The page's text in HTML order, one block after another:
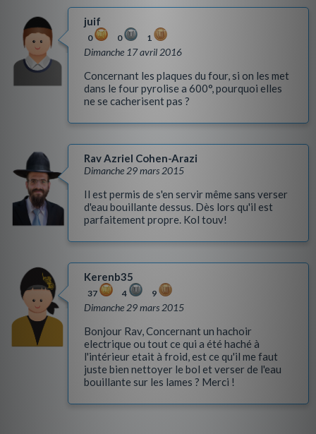
juif
0 0 1
Dimanche 17 avril 2016
Concernant les plaques du four, si on les met
dans le four pyrolise a 600°, pourquoi elles
ne se cacherisent pas ?
Rav Azriel Cohen-Arazi
Dimanche 29 mars 2015
Il est permis de s'en servir même sans verser
d'eau bouillante dessus. Dès lors qu'il est
parfaitement propre. Kol touv!
Kerenb35
37 4 9
Dimanche 29 mars 2015
Bonjour Rav, Concernant un hachoir
electrique ou tout ce qui a été haché à
l'intérieur etait à froid, est ce qu'il me faut
juste bien nettoyer le bol et verser de l'eau
bouillante sur les lames ? Merci !